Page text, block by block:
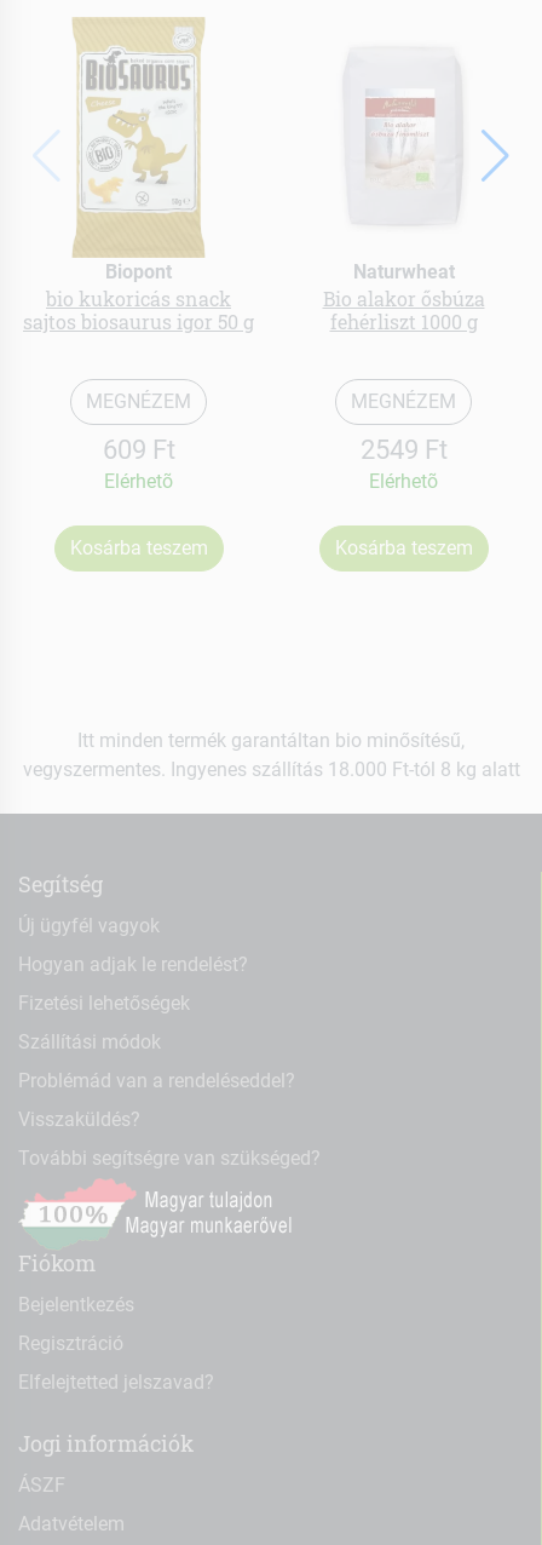
Biopont
bio kukoricás snack
sajtos biosaurus igor 50 g
MEGNÉZEM
609 Ft
Elérhetõ
Kosárba teszem
Naturwheat
Bio alakor ősbúza
fehérliszt 1000 g
MEGNÉZEM
2549 Ft
Elérhetõ
Kosárba teszem
Itt minden termék garantáltan bio minősítésű,
vegyszermentes. Ingyenes szállítás 18.000 Ft-tól 8 kg alatt
Segítség
Új ügyfél vagyok
Hogyan adjak le rendelést?
Fizetési lehetőségek
Szállítási módok
Problémád van a rendeléseddel?
Visszaküldés?
További segítségre van szükséged?
Fiókom
Bejelentkezés
Regisztráció
Elfelejtetted jelszavad?
Jogi információk
ÁSZF
Adatvételem